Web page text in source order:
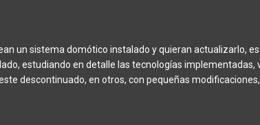
un sistema domótico instalado y quieran actualizarlo,
estudiando en detalle las tecnologías
descontinuado, en otros, con pequeñas